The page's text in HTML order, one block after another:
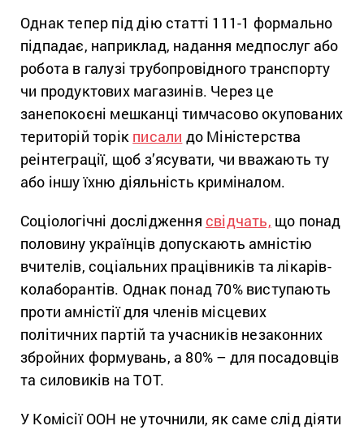
Однак тепер під дію статті 111-1 формально
підпадає, наприклад, надання медпослуг або
робота в галузі трубопровідного транспорту
чи продуктових магазинів. Через це
занепокоєні мешканці тимчасово окупованих
територій торік писали до Міністерства
реінтеграції, щоб з’ясувати, чи вважають ту
або іншу їхню діяльність криміналом.
Соціологічні дослідження свідчать, що понад
половину українців допускають амністію
вчителів, соціальних працівників та лікарів-
колаборантів. Однак понад 70% виступають
проти амністії для членів місцевих
політичних партій та учасників незаконних
збройних формувань, а 80% – для посадовців
та силовиків на ТОТ.
У Комісії ООН не уточнили, як саме слід діяти